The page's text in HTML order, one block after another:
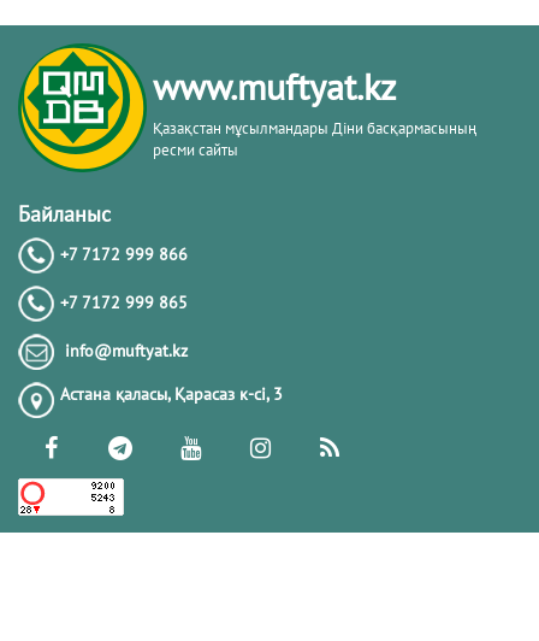
www.muftyat.kz
Қазақстан мұсылмандары Діни басқармасының
ресми сайты
Байланыс
+7 7172 999 866
+7 7172 999 865
info@muftyat.kz
Астана қаласы, Қарасаз к-сi, 3